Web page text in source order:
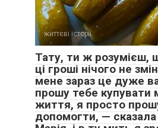
життєві історії
Тату, ти ж розумієш,
ці гроші нічого не
мене зараз це дуже
прошу тебе купувати
життя, я просто
допомогти, —